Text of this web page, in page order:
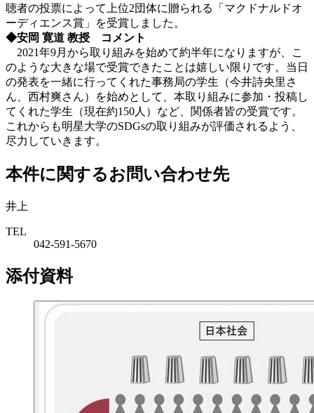
聴者の投票によって上位2団体に贈られる「マクドナルドオ
ーディエンス賞」を受賞しました。
◆安岡 寛道 教授 コメント
2021年9月から取り組みを始めて約半年になりますが、こ
のような大きな場で受賞できたことは嬉しい限りです。当日
の発表を一緒に行ってくれた事務局の学生（今井詩央里さ
ん、西村爽さん）を始めとして、本取り組みに参加・投稿し
てくれた学生（現在約150人）など、関係者皆の受賞です。
これからも明星大学のSDGsの取り組みが評価されるよう、
尽力していきます。
本件に関するお問い合わせ先
井上
TEL
042-591-5670
添付資料